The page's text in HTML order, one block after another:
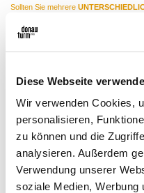
Diese Webseite
Wir verwenden Cookies,
personalisieren,
zu können und die
analysieren. Außerdem
Verwendung unserer
soziale Medien, Werbung